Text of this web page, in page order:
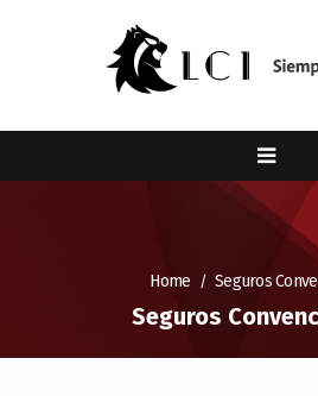
Home Seguros
Seguros